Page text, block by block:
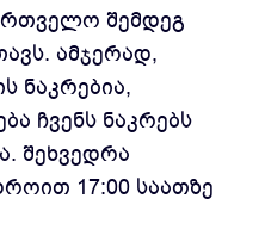
შემდეგ
ამჯერად,
ნაკრებია,
ჩვენს ნაკრებს
შეხვედრა
17:00 საათზე